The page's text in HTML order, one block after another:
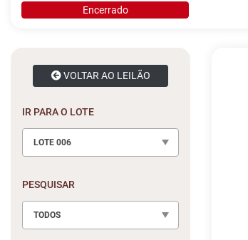
Encerrado
VOLTAR AO LEILÃO
IR PARA O LOTE
LOTE 006
PESQUISAR
TODOS